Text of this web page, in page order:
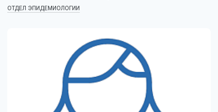
ОТДЕЛ ЭПИДЕМИОЛОГИИ